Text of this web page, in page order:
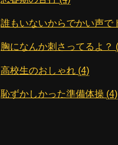
誰もいないからでかい声で
胸になんか刺さってるよ？
高校生のおしゃれ (4)
恥ずかしかった準備体操 (4)